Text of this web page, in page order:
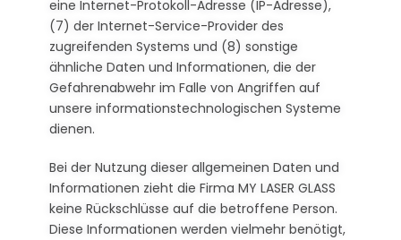
eine Internet-Protokoll-Adresse (IP-Adresse),
(7) der Internet-Service-Provider des
zugreifenden Systems und (8) sonstige
ähnliche Daten und Informationen, die der
Gefahrenabwehr im Falle von Angriffen auf
unsere informationstechnologischen Systeme
dienen.
Bei der Nutzung dieser allgemeinen Daten und
Informationen zieht die Firma MY LASER GLASS
keine Rückschlüsse auf die betroffene Person.
Diese Informationen werden vielmehr benötigt,